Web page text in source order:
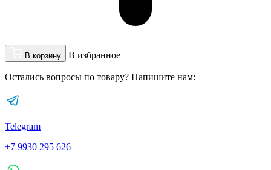
В корзину В избранное
Остались вопросы по товару? Напишите нам:
Telegram
+7 9930 295 626